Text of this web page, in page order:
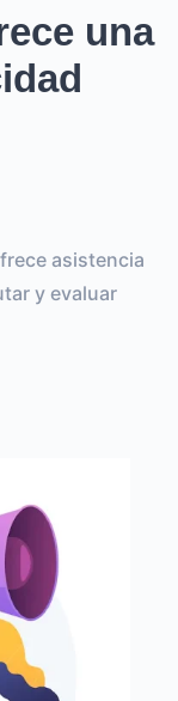
una
asistencia
y evaluar